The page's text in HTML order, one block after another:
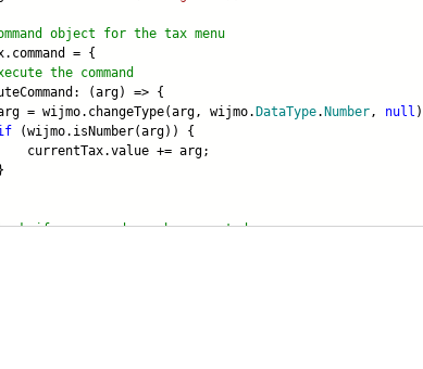
object for the tax menu
= {
the command
(arg) => {
wijmo. DataType. Number, null
(wijmo.isNumber(arg)) {
+= arg;
if a command can be executed